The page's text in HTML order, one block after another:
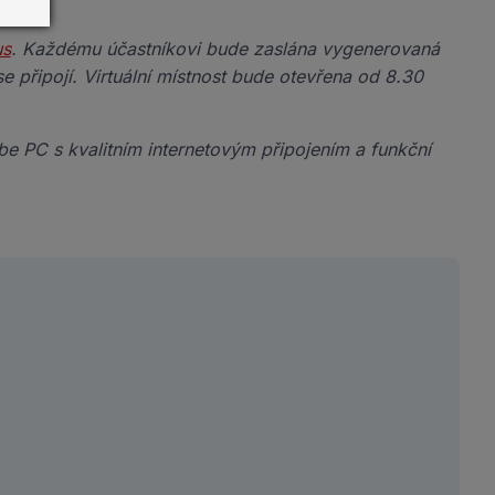
. Každému účastníkovi bude zaslána vygenerovaná
připojí. Virtuální místnost bude otevřena od 8.30
PC s kvalitním internetovým připojením a funkční